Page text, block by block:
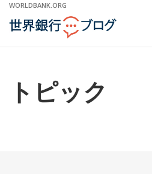
Skip
Main
Navigation
WORLDBANK.ORG
トピック